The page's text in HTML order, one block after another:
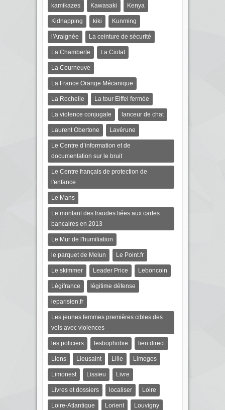
kamikazes Kawasaki Kenya
Kidnapping kiki Kunming
l'Araignée La ceinture de sécurité
La Chamberte La Ciotat
La Courneuve
La France Orange Mécanique
La Rochelle La tour Eiffel fermée
La violence conjugale lanceur de chat
Laurent Obertone Lavérune
Le Centre d’information et de
documentation sur le bruit
Le Centre français de protection de
l'enfance
Le Mans
Le montant des fraudes liées aux cartes
bancaires en 2013
Le Mur de l'humiliation
le parquet de Melun Le Point.fr
Le skimmer Leader Price Leboncoin
Légifrance légitime défense
leparisien.fr
Les jeunes femmes premières cibles des
vols avec violences
les policiers lesbophobie lien direct
Liens Lieusaint Lille Limoges
Limonest Lissieu Livre
Livres et dossiers localiser Loire
Loire-Atlantique Lorient Louvigny